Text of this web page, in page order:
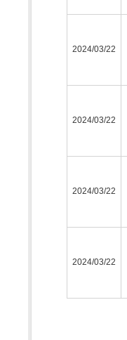
2024/03/22
2024/03/22
2024/03/22
2024/03/22